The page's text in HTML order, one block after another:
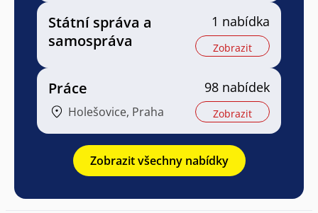
Státní správa a
samospráva
1 nabídka
Zobrazit
Práce
Holešovice, Praha
98 nabídek
Zobrazit
Zobrazit všechny nabídky